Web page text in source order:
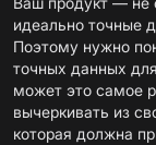
идеально точные
Поэтому нужно
точных данных
может это самое
вычеркивать из
которая должна